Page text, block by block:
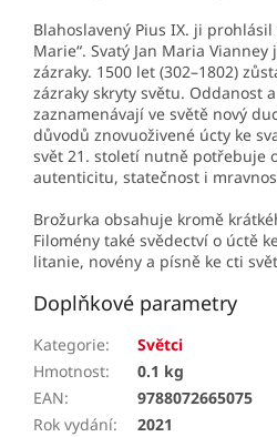
Blahoslavený Pius IX. ji
Marie“. Svatý Jan Maria
zázraky. 1500 let (302–1802)
zázraky skryty světu. Oddanost
zaznamenávají ve světě nový
důvodů znovuoživené úcty ke
svět 21. století nutně potřebuje
autenticitu, statečnost i
Brožurka obsahuje kromě
Filomény také svědectví o úctě
litanie, novény a písně ke cti
Doplňkové parametry
Kategorie:
Světci
Hmotnost:
0.1 kg
EAN:
9788072665075
Rok vydání:
2021